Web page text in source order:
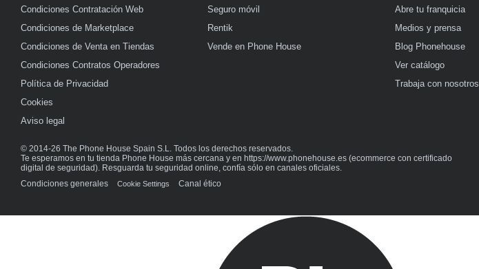
Condiciones Contratación Web
Condiciones de Marketplace
Condiciones de Venta en Tiendas
Condiciones Contratos Operadores
Política de Privacidad
Cookies
Aviso legal
Seguro móvil
Rentik
Vende en Phone House
Abre tu franquicia
Medios y prensa
Blog Phonehouse
Ver catálogo
Trabaja con nosotros
© 2014-26 The Phone House Spain S.L. Todos los derechos reservados.
Te esperamos en tu tienda Phone House más cercana y en https://www.phonehouse.es (ecommerce con certificado
digital de seguridad). Resguarda tu seguridad online, confía sólo en canales oficiales.
Condiciones generales
Cookie Settings Canal ético